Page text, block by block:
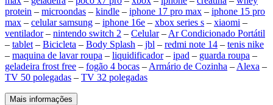
protein – microondas – kindle – iphone 17 pro max – iphone 15 pro
max – celular samsung – iphone 16e – xbox series s – xiaomi –
ventilador– nintendo switch 2 – Celular–Ar Condicionado Portátil
– tablet– Bicicleta – Body Splash – jbl – redmi note 14 – tenis nike
– maquina de lavar roupa – liquidificador– ipad – guarda roupa –
geladeira frost free – fogão 4 bocas –Armário de Cozinha –Alexa –
TV 50 polegadas – TV 32 polegadas
Mais informações